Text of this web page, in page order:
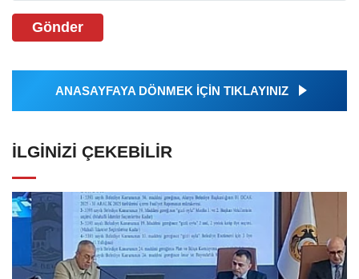
Gönder
ANASAYFAYA DÖNMEK İÇİN TIKLAYINIZ
İLGINIZI ÇEKEBILIR